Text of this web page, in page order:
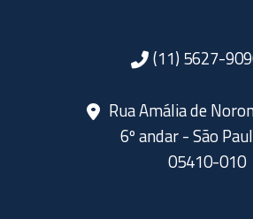
(11) 5627-
Rua Amália de
6º andar - São
05410-010